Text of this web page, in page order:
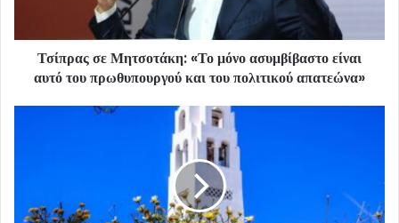
Τσίπρας σε Μητσοτάκη: «Το μόνο ασυμβίβαστο είναι
αυτό του πρωθυπουργού και του πολιτικού απατεώνα»